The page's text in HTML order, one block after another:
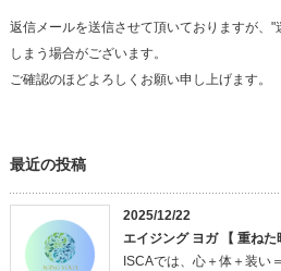
返信メールを送信させて頂いておりますが、
しまう場合がございます。
ご確認のほどよろしくお願い申し上げます。
最近の投稿
2025/12/22
エイジング ヨガ 【 重ねた
ISCAでは、心＋体＋装い